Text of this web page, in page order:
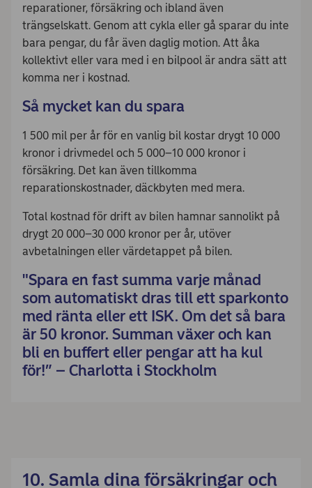
reparationer, försäkring och ibland även
trängselskatt. Genom att cykla eller gå sparar du inte
bara pengar, du får även daglig motion. Att åka
kollektivt eller vara med i en bilpool är andra sätt att
komma ner i kostnad.
Så mycket kan du spara
1 500 mil per år för en vanlig bil kostar drygt 10 000
kronor i drivmedel och 5 000–10 000 kronor i
försäkring. Det kan även tillkomma
reparationskostnader, däckbyten med mera.
Total kostnad för drift av bilen hamnar sannolikt på
drygt 20 000–30 000 kronor per år, utöver
avbetalningen eller värdetappet på bilen.
"Spara en fast summa varje månad
som automatiskt dras till ett sparkonto
med ränta eller ett ISK. Om det så bara
är 50 kronor. Summan växer och kan
bli en buffert eller pengar att ha kul
för!” – Charlotta i Stockholm
10. Samla dina försäkringar och